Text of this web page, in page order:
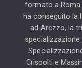
formato a Roma
ha conseguito la
ad Arezzo, la
specializzazione
Crispolti e